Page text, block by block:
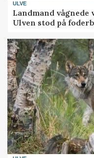
ULVE
Landmand vågnede
Ulven stod på